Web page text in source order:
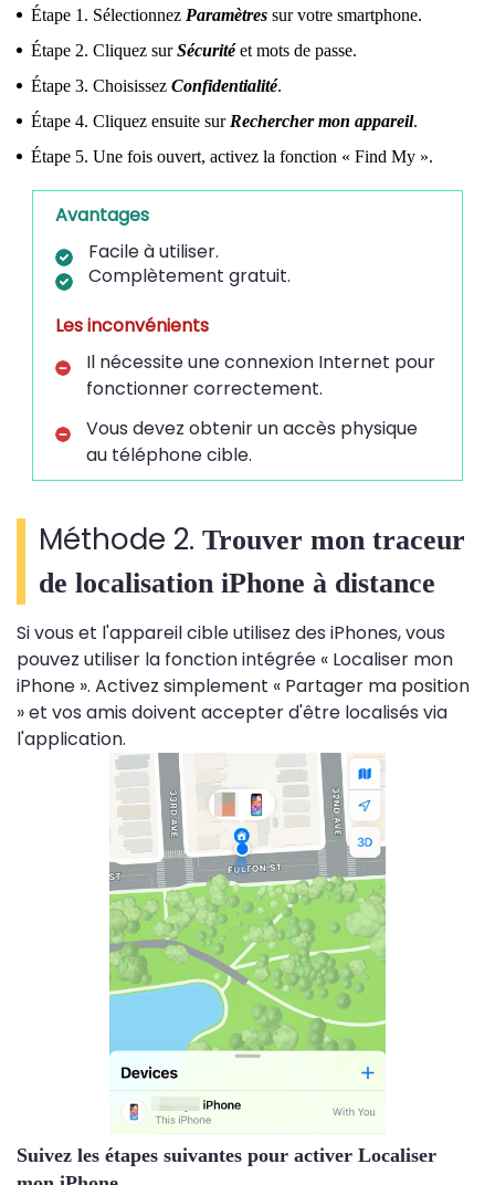
Étape 1. Sélectionnez Paramètres sur votre smartphone.
Étape 2. Cliquez surSécuritéet mots de passe.
Étape 3. Choisissez Confidentialité.
Étape 4. Cliquez ensuite sur Rechercher mon appareil.
Étape 5. Une fois ouvert, activez la fonction « Find My ».
Avantages
Facile à utiliser.
Complètement gratuit.
Les inconvénients
Il nécessite une connexion Internet pour
fonctionner correctement.
Vous devez obtenir un accès physique
au téléphone cible.
Méthode 2. Trouver mon traceur
de localisation iPhone à distance
Si vous et l'appareil cible utilisez des iPhones, vous
pouvez utiliser la fonction intégrée « Localiser mon
iPhone ». Activez simplement « Partager ma position
» et vos amis doivent accepter d'être localisés via
l'application.
Suivez les étapes suivantes pour activer Localiser